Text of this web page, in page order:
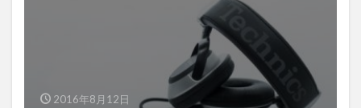
2016年8月12日